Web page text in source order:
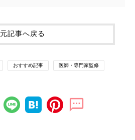
元記事へ戻る
おすすめ記事 医師・専門家監修